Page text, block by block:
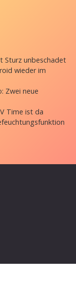
Sturz unbeschadet
wieder im
Zwei neue
Time ist da